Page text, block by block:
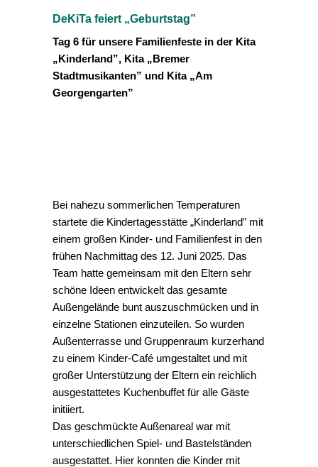
DeKiTa feiert „Geburtstag”
Tag 6 für unsere Familienfeste in der Kita
„Kinderland”, Kita „Bremer
Stadtmusikanten” und Kita „Am
Georgengarten”
Bei nahezu sommerlichen Temperaturen
startete die Kindertagesstätte „Kinderland” mit
einem großen Kinder- und Familienfest in den
frühen Nachmittag des 12. Juni 2025. Das
Team hatte gemeinsam mit den Eltern sehr
schöne Ideen entwickelt das gesamte
Außengelände bunt auszuschmücken und in
einzelne Stationen einzuteilen. So wurden
Außenterrasse und Gruppenraum kurzerhand
zu einem Kinder-Café umgestaltet und mit
großer Unterstützung der Eltern ein reichlich
ausgestattetes Kuchenbuffet für alle Gäste
initiiert.
Das geschmückte Außenareal war mit
unterschiedlichen Spiel- und Bastelständen
ausgestattet. Hier konnten die Kinder mit